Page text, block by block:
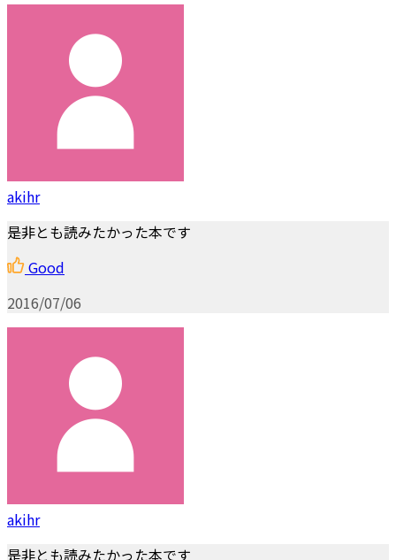
akihr
是非とも読みたかった本です
Good
2016/07/06
akihr
是非とも読みたかった本です